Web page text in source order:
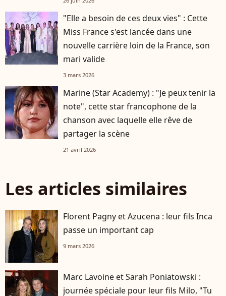
"Elle a besoin de ces deux vies" : Cette
Miss France s'est lancée dans une
nouvelle carrière loin de la France, son
mari valide
3 mars 2026
Marine (Star Academy) : "Je peux tenir la
note", cette star francophone de la
chanson avec laquelle elle rêve de
partager la scène
21 avril 2026
Les articles similaires
Florent Pagny et Azucena : leur fils Inca
passe un important cap
9 mars 2026
Marc Lavoine et Sarah Poniatowski :
journée spéciale pour leur fils Milo, "Tu